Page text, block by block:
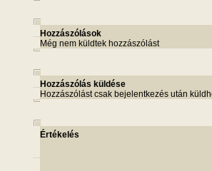
Hozzászólások
Még nem küldtek hozzászólást
Hozzászólás küldése
Hozzászólást csak bejelentkezés után
Értékelés